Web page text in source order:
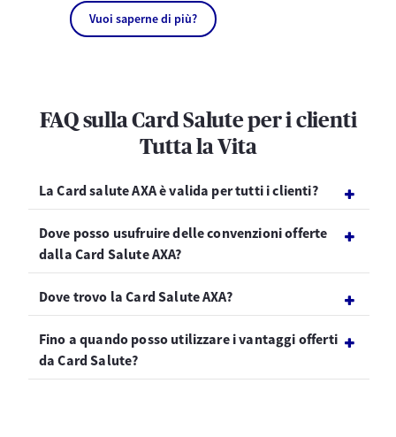
Vuoi saperne di più?
FAQ sulla Card Salute per i clienti
Tutta la Vita
La Card salute AXA è valida per tutti i clienti?
Dove posso usufruire delle convenzioni offerte
dalla Card Salute AXA?
Dove trovo la Card Salute AXA?
Fino a quando posso utilizzare i vantaggi offerti
da Card Salute?